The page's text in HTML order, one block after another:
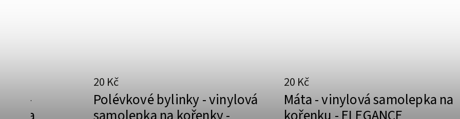
- Polévkové bylinky - vinylová
20 Kč
Máta - vinylová samolepka na
20 Kč